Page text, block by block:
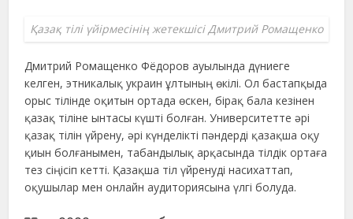
Қазақ тілі үйірмесінің жетекшісі Дмитрий Ромащенко
Дмитрий Ромащенко Фёдоров ауылында дүниеге
келген, этникалық украин ұлтының өкілі. Ол бастапқыда
орыс тілінде оқитын ортада өскен, бірақ бала кезінен
қазақ тіліне ынтасы күшті болған. Университетте әрі
қазақ тілін үйрену, әрі күнделікті пәндерді қазақша оқу
қиын болғанымен, табандылық арқасында тілдік ортаға
тез сіңісіп кетті. Қазақша тіл үйренуді насихаттап,
оқушылар мен онлайн аудиториясына үлгі болуда.